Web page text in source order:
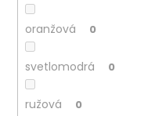
oranžová 0
svetlomodrá 0
ružová 0
a
m